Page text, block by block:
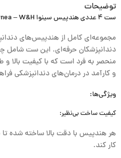
توضیحات
ست ۴ عددی هندپیس سینوا Synea – W&H و تجهیزات دندانپزشکی
مجموعه‌ای کامل از هندپیس‌های
دندانپزشکان حرفه‌ای. این ست شامل
منحصر به فرد است که با کیفیت بالا و
و کارآمد در درمان‌های دندانپزشکی
ویژگی‌ها:
کیفیت ساخت بی‌نظیر:
هر هندپیس با دقت بالا ساخته شده تا
کار کند.